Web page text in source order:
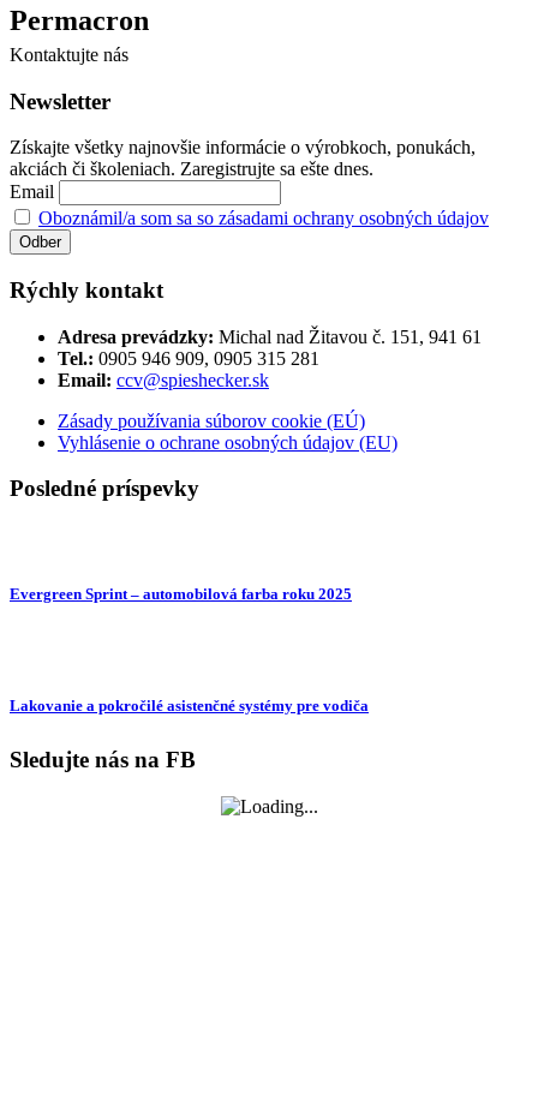
Permacron
Kontaktujte nás
Newsletter
Získajte všetky najnovšie informácie o výrobkoch, ponukách,
akciách či školeniach. Zaregistrujte sa ešte dnes.
Email
Oboznámil/a som sa so zásadami ochrany osobných údajov
Rýchly kontakt
Adresa prevádzky: Michal nad Žitavou č. 151, 941 61
Tel.: 0905 946 909, 0905 315 281
Email: ccv@spieshecker.sk
Zásady používania súborov cookie (EÚ)
Vyhlásenie o ochrane osobných údajov (EU)
Posledné príspevky
Evergreen Sprint – automobilová farba roku 2025
Lakovanie a pokročilé asistenčné systémy pre vodiča
Sledujte nás na FB